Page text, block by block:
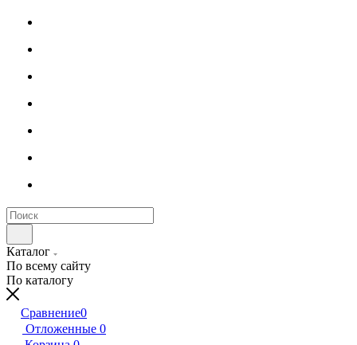
Каталог
По всему сайту
По каталогу
Сравнение0
Отложенные 0